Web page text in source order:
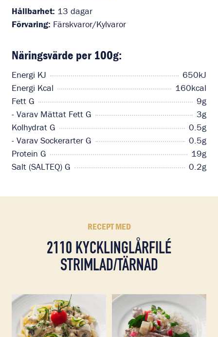
Hållbarhet: 13 dagar
Förvaring: Färskvaror/Kylvaror
Näringsvärde per 100g:
Energi KJ
650kJ
Energi Kcal
160kcal
Fett G
9g
- Varav Mättat Fett G
3g
Kolhydrat G
0.5g
- Varav Sockerarter G
0.5g
Protein G
19g
Salt (SALTEQ) G
0.2g
RECEPT MED
2110 KYCKLINGLÅRFILÉ
STRIMLAD/TÄRNAD
Läs mer om Pasta Penne med kycklinglårfilé,
Läs mer om Ragu på